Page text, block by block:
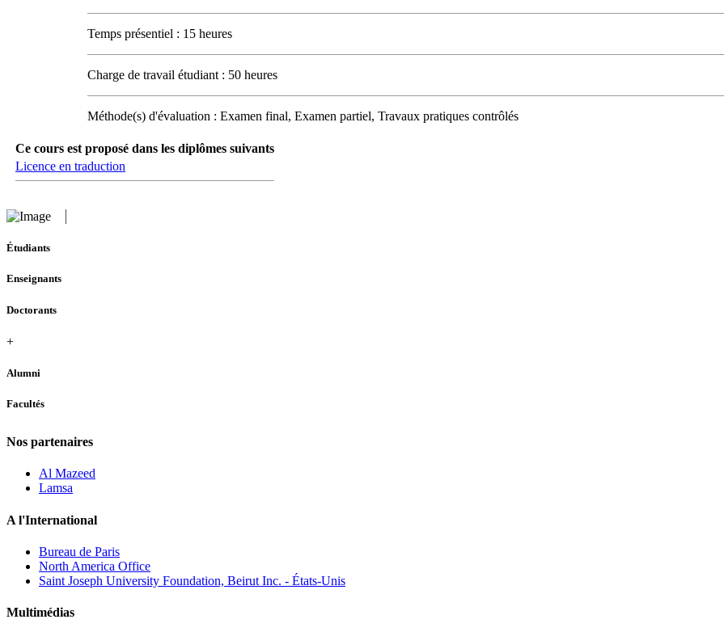
Temps présentiel : 15 heures
Charge de travail étudiant : 50 heures
Méthode(s) d'évaluation : Examen final, Examen partiel, Travaux pratiques contrôlés
Ce cours est proposé dans les diplômes suivants
Licence en traduction
Étudiants
Enseignants
Doctorants
+
Alumni
Facultés
Nos partenaires
Al Mazeed
Lamsa
A l'International
Bureau de Paris
North America Office
Saint Joseph University Foundation, Beirut Inc. - États-Unis
Multimédias